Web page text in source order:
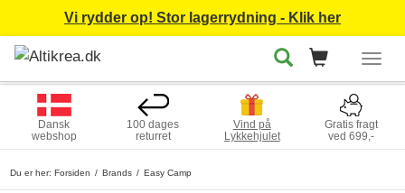
Vi rydder op! Stor lagerrydning - Klik her
Dansk
webshop
100 dages
returret
Vind på
Lykkehjulet
Gratis fragt
ved 699,-
Du er her: Forsiden Brands Easy Camp